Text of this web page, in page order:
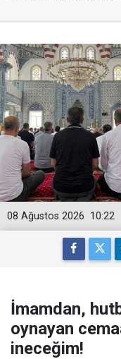
10:22
08 Ağustos 2026
İmamdan,
oynayan
ineceğim!